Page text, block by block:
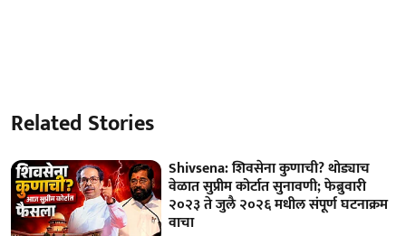
Related Stories
Shivsena: शिवसेना कुणाची? थोड्याच
वेळात सुप्रीम कोर्टात सुनावणी; फेब्रुवारी
२०२३ ते जुलै २०२६ मधील संपूर्ण घटनाक्रम
वाचा